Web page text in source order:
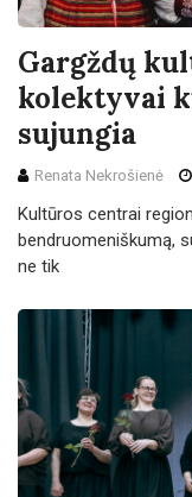
Gargždų
kolektyvai
sujungia
Renata Nekrošienė
Kultūros centrai
bendruomeniškumą,
ne tik